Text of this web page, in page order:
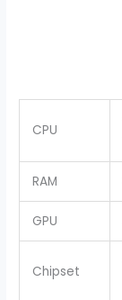
CPU
RAM
GPU
Chipset